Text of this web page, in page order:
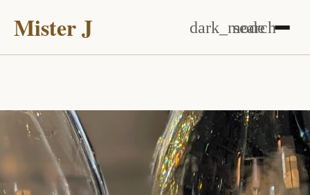
Mister J dark_mode
search